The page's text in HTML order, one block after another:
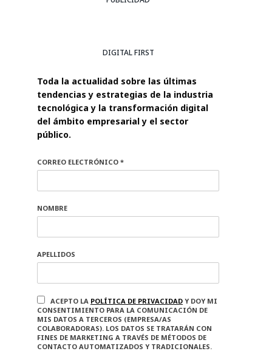
DIGITAL FIRST
Toda la actualidad sobre las últimas
tendencias y estrategias de la industria
tecnológica y la transformación digital
del ámbito empresarial y el sector
público.
CORREO ELECTRÓNICO *
NOMBRE
APELLIDOS
ACEPTO LA POLÍTICA DE PRIVACIDAD Y DOY MI
CONSENTIMIENTO PARA LA COMUNICACIÓN DE
MIS DATOS A TERCEROS (EMPRESA/AS
COLABORADORAS). LOS DATOS SE TRATARÁN CON
FINES DE MARKETING A TRAVÉS DE MÉTODOS DE
CONTACTO AUTOMATIZADOS Y TRADICIONALES.